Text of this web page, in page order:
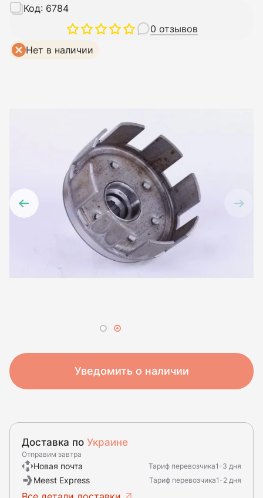
0 отзывов
Код: 6784
Нет в наличии
Уведомить о наличии
Доставка по Украине
Отправим завтра
Новая почта Тариф перевозчика1-3 дня
Meest Express Тариф перевозчика1-2 дня